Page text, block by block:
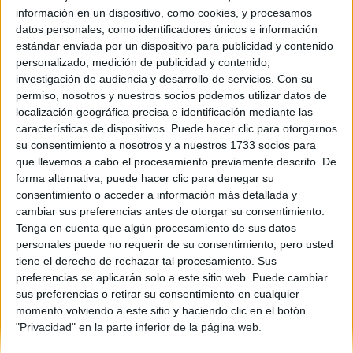
información en un dispositivo, como cookies, y procesamos
datos personales, como identificadores únicos e información
estándar enviada por un dispositivo para publicidad y contenido
personalizado, medición de publicidad y contenido,
investigación de audiencia y desarrollo de servicios. Con su
permiso, nosotros y nuestros socios podemos utilizar datos de
localización geográfica precisa e identificación mediante las
características de dispositivos. Puede hacer clic para otorgarnos
su consentimiento a nosotros y a nuestros 1733 socios para
que llevemos a cabo el procesamiento previamente descrito. De
forma alternativa, puede hacer clic para denegar su
consentimiento o acceder a información más detallada y
cambiar sus preferencias antes de otorgar su consentimiento.
Tenga en cuenta que algún procesamiento de sus datos
personales puede no requerir de su consentimiento, pero usted
tiene el derecho de rechazar tal procesamiento. Sus
preferencias se aplicarán solo a este sitio web. Puede cambiar
sus preferencias o retirar su consentimiento en cualquier
momento volviendo a este sitio y haciendo clic en el botón
"Privacidad" en la parte inferior de la página web.
Comunidad:
Andalucía
Año del examen:
2013
Mes de examen:
Septiembre
Asignatura:
Ciencias de la Tierra
Fichero Examen:
ex-men-selectividad-ciencias-tierra-andaluc-2013-
septiembre.pdf
Quiénes somos|Contactar|Anúnciate
Aviso legal|Politica de privacidad|Condiciones generales